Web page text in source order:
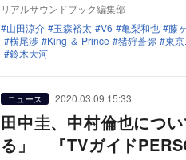
リアルサウンドブック編集部
山田涼介
玉森裕太 V6 亀梨和也 藤
横尾渉
King ＆ Prince 猪狩蒼弥 東
鈴木大河
ニュース 2020.03.09 15:33
田中圭、中村倫也につ
る」 『TVガイド